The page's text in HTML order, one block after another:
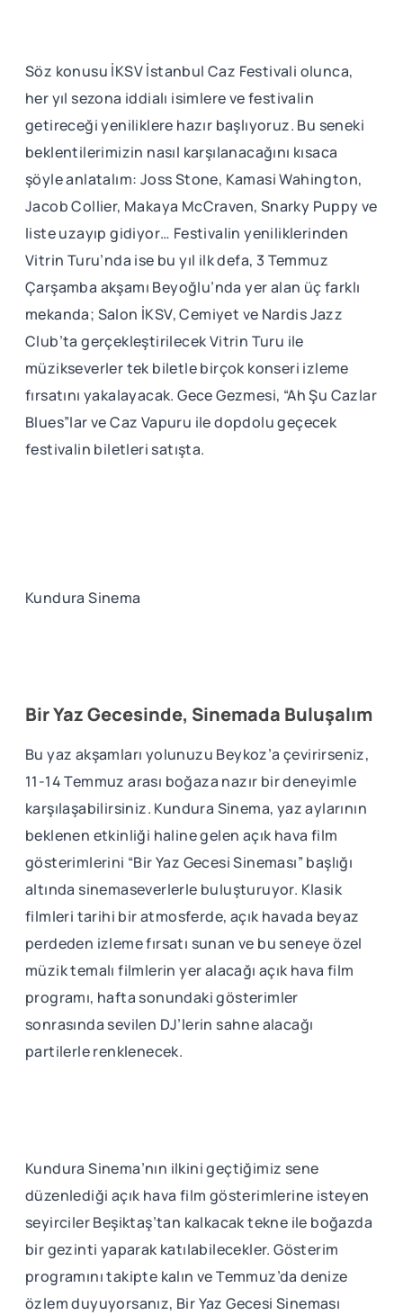
Söz konusu İKSV İstanbul Caz Festivali olunca,
her yıl sezona iddialı isimlere ve festivalin
getireceği yeniliklere hazır başlıyoruz. Bu seneki
beklentilerimizin nasıl karşılanacağını kısaca
şöyle anlatalım: Joss Stone, Kamasi Wahington,
Jacob Collier, Makaya McCraven, Snarky Puppy ve
liste uzayıp gidiyor… Festivalin yeniliklerinden
Vitrin Turu’nda ise bu yıl ilk defa, 3 Temmuz
Çarşamba akşamı Beyoğlu’nda yer alan üç farklı
mekanda; Salon İKSV, Cemiyet ve Nardis Jazz
Club’ta gerçekleştirilecek Vitrin Turu ile
müzikseverler tek biletle birçok konseri izleme
fırsatını yakalayacak. Gece Gezmesi, “Ah Şu Cazlar
Blues”lar ve Caz Vapuru ile dopdolu geçecek
festivalin biletleri satışta.
Kundura Sinema
Bir Yaz Gecesinde, Sinemada Buluşalım
Bu yaz akşamları yolunuzu Beykoz’a çevirirseniz,
11-14 Temmuz arası boğaza nazır bir deneyimle
karşılaşabilirsiniz. Kundura Sinema, yaz aylarının
beklenen etkinliği haline gelen açık hava film
gösterimlerini “Bir Yaz Gecesi Sineması” başlığı
altında sinemaseverlerle buluşturuyor. Klasik
filmleri tarihi bir atmosferde, açık havada beyaz
perdeden izleme fırsatı sunan ve bu seneye özel
müzik temalı filmlerin yer alacağı açık hava film
programı, hafta sonundaki gösterimler
sonrasında sevilen DJ’lerin sahne alacağı
partilerle renklenecek.
Kundura Sinema’nın ilkini geçtiğimiz sene
düzenlediği açık hava film gösterimlerine isteyen
seyirciler Beşiktaş’tan kalkacak tekne ile boğazda
bir gezinti yaparak katılabilecekler. Gösterim
programını takipte kalın ve Temmuz’da denize
özlem duyuyorsanız, Bir Yaz Gecesi Sineması